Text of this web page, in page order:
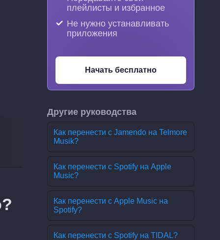
плейлисты и избранное
Не нужно устанавливать
приложения
Начать бесплатно
Другие руководства
Как перенести с Jamendo на Telmore
Musik?
Как перенести с Spotify на Apple
Music?
Как перенести с Apple Music на
Spotify?
Как перенести с Spotify на TIDAL?